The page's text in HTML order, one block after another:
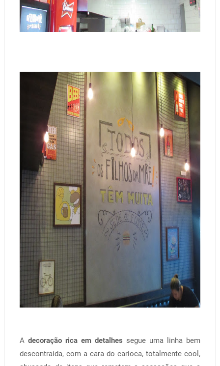
A decoração rica em detalhes segue uma linha bem
descontraída, com a cara do carioca, totalmente cool,